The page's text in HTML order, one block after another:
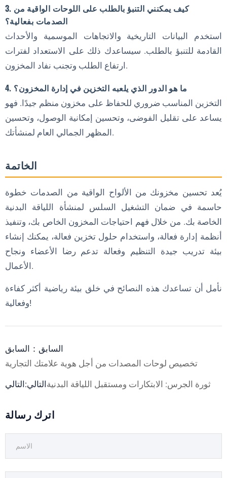
3. كيف يمكنني التنبؤ بالطلب على اللوحات الواقية من
الصدمات بفعالية؟
استخدم البيانات التاريخية والاتجاهات الموسمية والأحداث
القادمة للتنبؤ بالطلب. سيساعدك ذلك على الاستعداد لفترات
ارتفاع الطلب وتجنب نفاد المخزون.
4. ما هو الدور الذي يلعبه التخزين في إدارة المخزون؟
التخزين المناسب ضروري للحفاظ على مخزون منظم جيدًا. فهو
يساعد على تقليل الفوضى، وتحسين إمكانية الوصول، وتحسين
المظهر الجمالي العام لمنشأتك.
الخاتمة
يُعد تحسين مخزونك من الألواح الواقية من الصدمات خطوة
حاسمة في ضمان التشغيل السلس لمنشأة اللياقة البدنية
الخاصة بك. من خلال فهم احتياجات المخزون الخاص بك، وتنفيذ
أنظمة إدارة فعالة، واستخدام حلول تخزين فعالة، يمكنك إنشاء
بيئة تدريب جيدة التنظيم وفعالة تدعم رضا الأعضاء ونجاح
الأعمال.
نأمل أن تساعدك هذه النصائح في خلق بيئة رياضية أكثر كفاءة
وفعالية!
السابق：السابق
تخصيص لوحات المصدات من أجل هوية علامتك التجارية
التالي:التالي ثورة الجرس: الابتكارات ومستقبل اللياقة البدنية
اترك رسالة